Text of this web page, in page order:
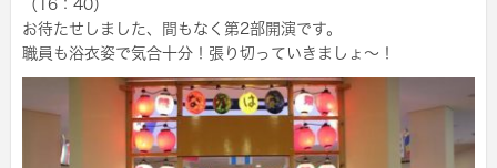
（16：40）
お待たせしました、間もなく第2部開演です。
職員も浴衣姿で気合十分！張り切っていきましょ～！